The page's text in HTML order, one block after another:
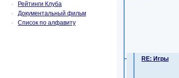
Рейтинги Клуба
Документальный фильм
Список по алфавиту
RE: Игры